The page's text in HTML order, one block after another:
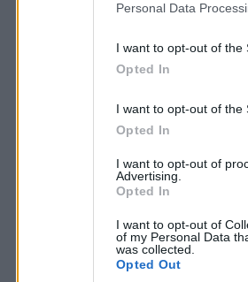
Personal Data
I want to opt-out of the
Opted In
I want to opt-out of the
Opted In
I want to opt-out of
Advertising.
Opted In
I want to opt-out of
of my Personal Data
was collected.
Opted Out